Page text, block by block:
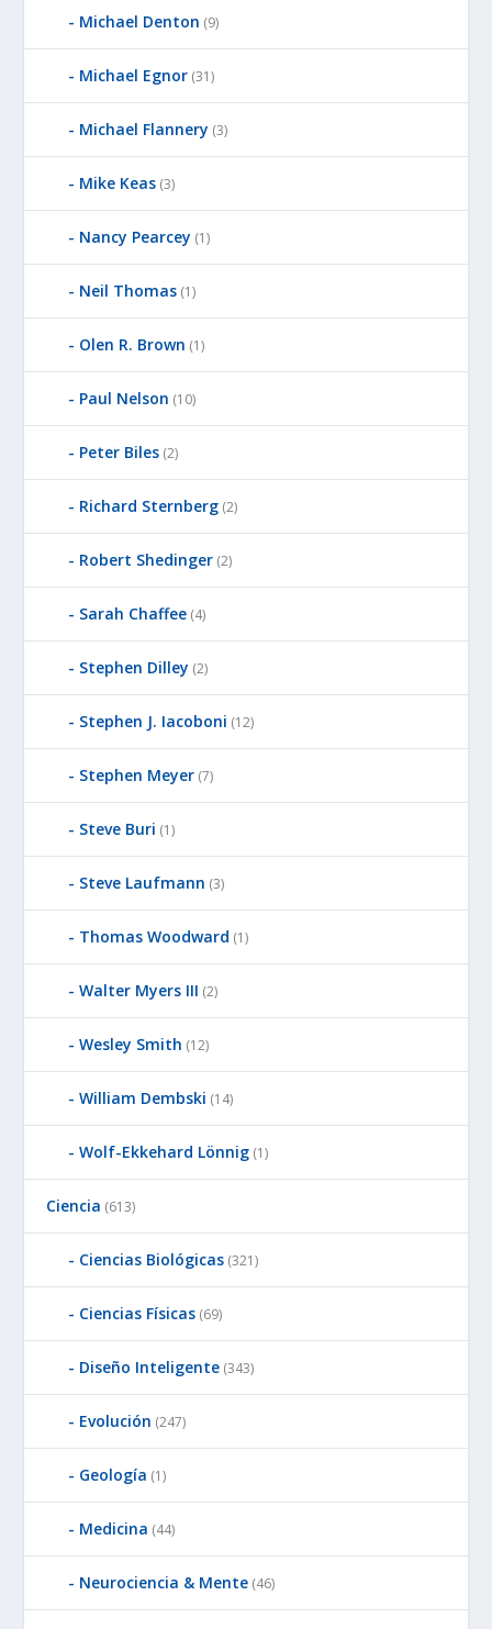
Michael Denton (9)
Michael Egnor (31)
Michael Flannery (3)
Mike Keas (3)
Nancy Pearcey (1)
Neil Thomas (1)
Olen R. Brown (1)
Paul Nelson (10)
Peter Biles (2)
Richard Sternberg (2)
Robert Shedinger (2)
Sarah Chaffee (4)
Stephen Dilley (2)
Stephen J. Iacoboni (12)
Stephen Meyer (7)
Steve Buri (1)
Steve Laufmann (3)
Thomas Woodward (1)
Walter Myers III (2)
Wesley Smith (12)
William Dembski (14)
Wolf-Ekkehard Lönnig (1)
Ciencia (613)
Ciencias Biológicas (321)
Ciencias Físicas (69)
Diseño Inteligente (343)
Evolución (247)
Geología (1)
Medicina (44)
Neurociencia & Mente (46)